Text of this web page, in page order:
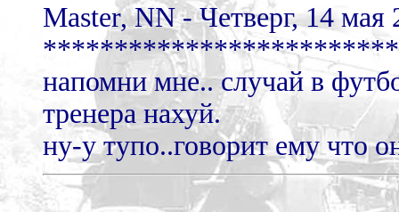
Master, NN - Четверг, 14 мая
напомни мне.. случай в
тренера нахуй.
ну-у тупо..говорит ему что